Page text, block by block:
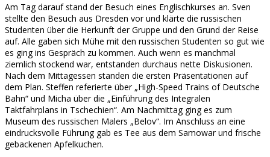
Am Tag darauf stand der Besuch eines Englischkurses an. Sven
stellte den Besuch aus Dresden vor und klärte die russischen
Studenten über die Herkunft der Gruppe und den Grund der Reise
auf. Alle gaben sich Mühe mit den russischen Studenten so gut wie
es ging ins Gespräch zu kommen. Auch wenn es manchmal
ziemlich stockend war, entstanden durchaus nette Diskusionen.
Nach dem Mittagessen standen die ersten Präsentationen auf
dem Plan. Steffen referierte über „High-Speed Trains of Deutsche
Bahn“ und Micha über die „Einführung des Integralen
Taktfahrplans in Tschechien“. Am Nachmittag ging es zum
Museum des russischen Malers „Belov“. Im Anschluss an eine
eindrucksvolle Führung gab es Tee aus dem Samowar und frische
gebackenen Apfelkuchen.